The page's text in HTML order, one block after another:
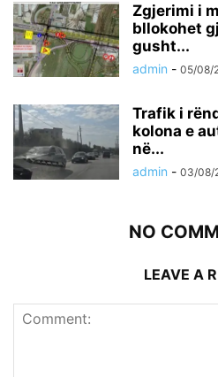
Zgjerimi i
bllokohet
gusht...
admin - 05/08/
Trafik i
kolona e
në...
admin - 03/08/
NO
LEAVE A